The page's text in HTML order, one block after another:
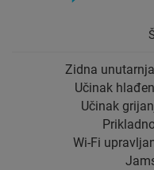
Zidna
Učinak
Učinak
Wi-Fi